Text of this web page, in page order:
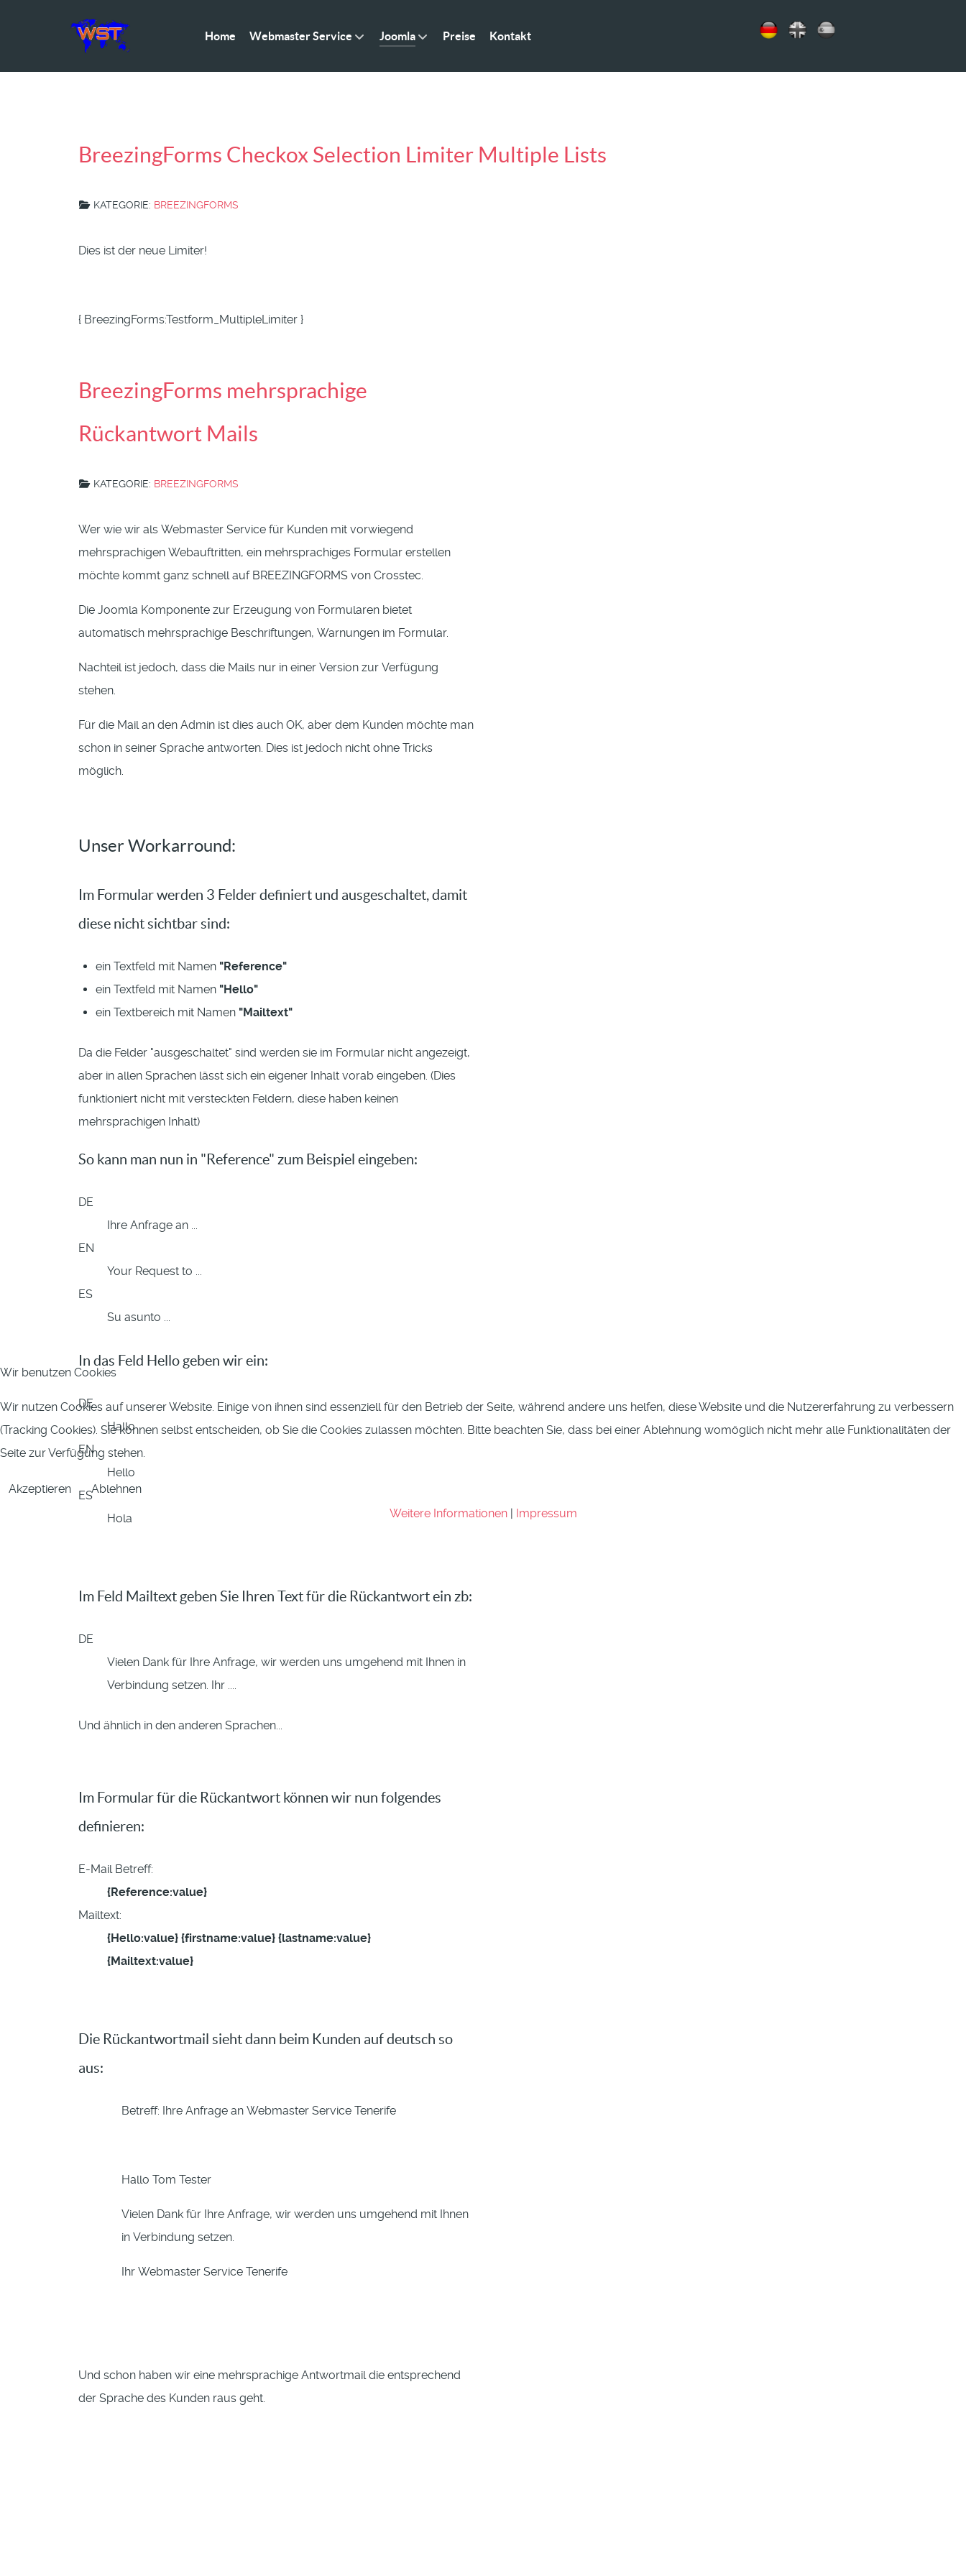
Home Webmaster Service Joomla Preise Kontakt
BreezingForms Checkox Selection Limiter Multiple Lists
KATEGORIE: BREEZINGFORMS
Dies ist der neue Limiter!
{ BreezingForms:Testform_MultipleLimiter }
BreezingForms mehrsprachige
Rückantwort Mails
KATEGORIE: BREEZINGFORMS
Wer wie wir als Webmaster Service für Kunden mit vorwiegend
mehrsprachigen Webauftritten, ein mehrsprachiges Formular erstellen
möchte kommt ganz schnell auf BREEZINGFORMS von Crosstec.
Die Joomla Komponente zur Erzeugung von Formularen bietet
automatisch mehrsprachige Beschriftungen, Warnungen im Formular.
Nachteil ist jedoch, dass die Mails nur in einer Version zur Verfügung
stehen.
Für die Mail an den Admin ist dies auch OK, aber dem Kunden möchte man
schon in seiner Sprache antworten. Dies ist jedoch nicht ohne Tricks
möglich.
Unser Workarround:
Im Formular werden 3 Felder definiert und ausgeschaltet, damit
diese nicht sichtbar sind:
ein Textfeld mit Namen "Reference"
ein Textfeld mit Namen "Hello"
ein Textbereich mit Namen "Mailtext"
Da die Felder "ausgeschaltet" sind werden sie im Formular nicht angezeigt,
aber in allen Sprachen lässt sich ein eigener Inhalt vorab eingeben. (Dies
funktioniert nicht mit versteckten Feldern, diese haben keinen
mehrsprachigen Inhalt)
So kann man nun in "Reference" zum Beispiel eingeben:
DE
Ihre Anfrage an ...
EN
Your Request to ...
ES
Su asunto ...
In das Feld Hello geben wir ein:
DE
Hallo
EN
Hello
ES
Hola
Im Feld Mailtext geben Sie Ihren Text für die Rückantwort ein zb:
DE
Vielen Dank für Ihre Anfrage, wir werden uns umgehend mit Ihnen in
Verbindung setzen. Ihr ....
Und ähnlich in den anderen Sprachen...
Im Formular für die Rückantwort können wir nun folgendes
definieren:
E-Mail Betreff:
{Reference:value}
Mailtext:
{Hello:value} {firstname:value} {lastname:value}
{Mailtext:value}
Die Rückantwortmail sieht dann beim Kunden auf deutsch so
aus:
Betreff: Ihre Anfrage an Webmaster Service Tenerife
Hallo Tom Tester
Vielen Dank für Ihre Anfrage, wir werden uns umgehend mit Ihnen
in Verbindung setzen.
Ihr Webmaster Service Tenerife
Und schon haben wir eine mehrsprachige Antwortmail die entsprechend
der Sprache des Kunden raus geht.
Wir benutzen Cookies
Wir nutzen Cookies auf unserer Website. Einige von ihnen sind essenziell für den Betrieb der Seite, während andere uns helfen, diese Website und die Nutzererfahrung zu verbessern
(Tracking Cookies). Sie können selbst entscheiden, ob Sie die Cookies zulassen möchten. Bitte beachten Sie, dass bei einer Ablehnung womöglich nicht mehr alle Funktionalitäten der
Seite zur Verfügung stehen.
Akzeptieren
Ablehnen
Weitere Informationen| Impressum